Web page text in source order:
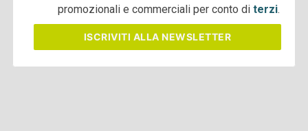
promozionali e commerciali per conto diterzi.
ISCRIVITI ALLA NEWSLETTER